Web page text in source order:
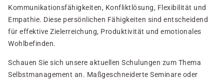
Kommunikationsfähigkeiten, Konfliktlösung, Flexibilität und
Empathie. Diese persönlichen Fähigkeiten sind entscheidend
für effektive Zielerreichung, Produktivität und emotionales
Wohlbefinden.
Schauen Sie sich unsere aktuellen Schulungen zum Thema
Selbstmanagement an. Maßgeschneiderte Seminare oder